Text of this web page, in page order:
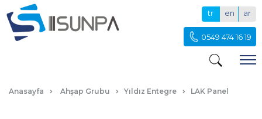
tr en ar
0549 474 16 19
SGL OKSIT KAREMELA LAK PANEL
Anasayfa Ahşap Grubu Yıldız Entegre LAK Panel